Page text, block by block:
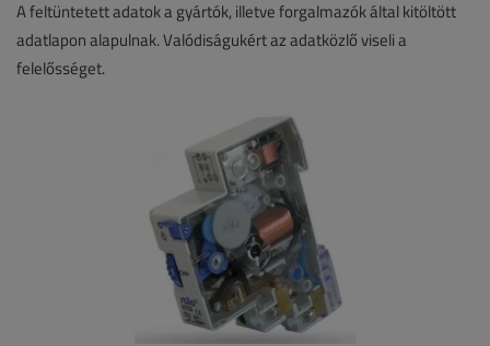
A feltüntetett adatok a gyártók, illetve forgalmazók által kitöltött
adatlapon alapulnak. Valódiságukért az adatközlő viseli a
felelősséget.